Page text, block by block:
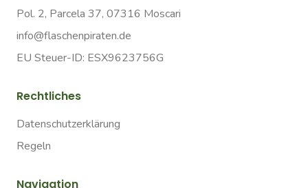
Pol. 2, Parcela 37, 07316 Moscari
info@flaschenpiraten.de
EU Steuer-ID: ESX9623756G
Rechtliches
Datenschutzerklärung
Regeln
Navigation